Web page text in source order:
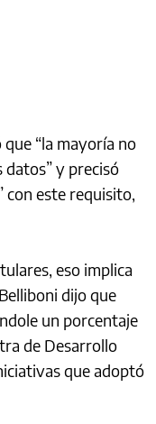
“la mayoría no
y precisó
con este requisito,
eso implica
dijo que
un porcentaje
de Desarrollo
que adoptó